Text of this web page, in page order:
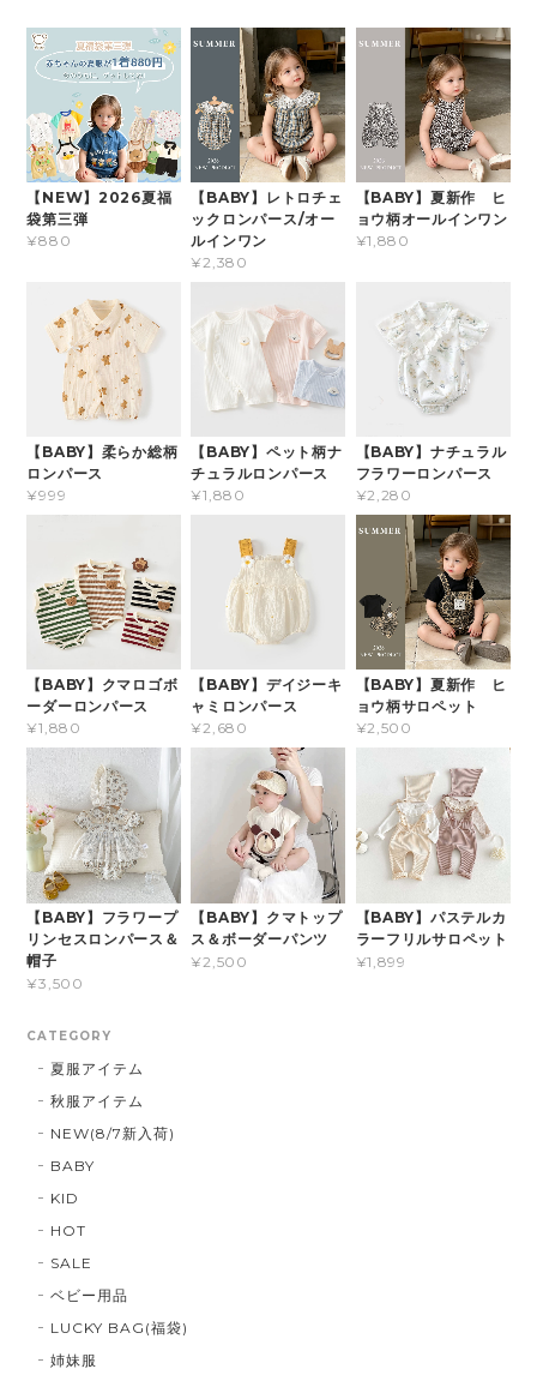
【NEW】2026夏福
袋第三弾
¥880
【BABY】レトロチェ
ックロンパース/オー
ルインワン
¥2,380
【BABY】夏新作 ヒ
ョウ柄オールインワン
¥1,880
【BABY】柔らか総柄
ロンパース
¥999
【BABY】ペット柄ナ
チュラルロンパース
¥1,880
【BABY】ナチュラル
フラワーロンパース
¥2,280
【BABY】クマロゴボ
ーダーロンパース
¥1,880
【BABY】デイジーキ
ャミロンパース
¥2,680
【BABY】夏新作 ヒ
ョウ柄サロペット
¥2,500
【BABY】フラワープ
リンセスロンパース＆
帽子
¥3,500
【BABY】クマトップ
ス＆ボーダーパンツ
¥2,500
【BABY】パステルカ
ラーフリルサロペット
¥1,899
CATEGORY
夏服アイテム
秋服アイテム
NEW(8/7新入荷)
BABY
KID
HOT
SALE
ベビー用品
LUCKY BAG(福袋)
姉妹服